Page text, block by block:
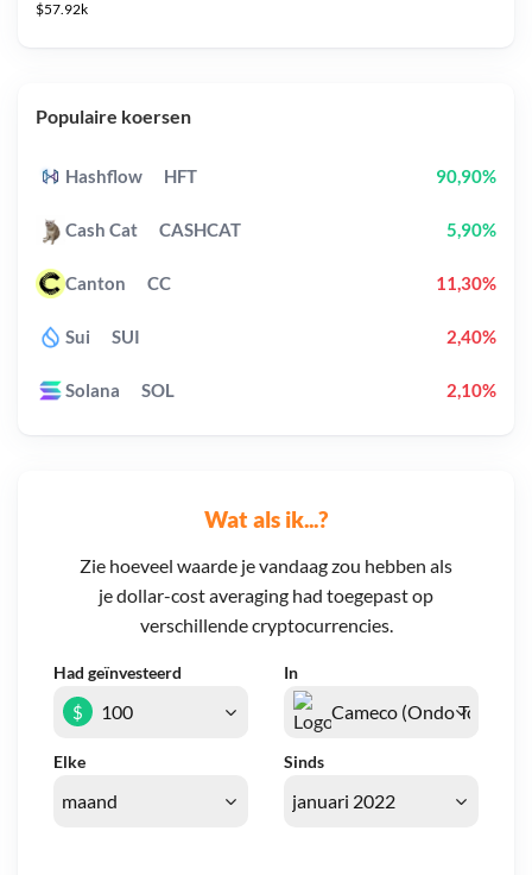
Wat als ik...?
Zie hoeveel waarde je vandaag zou hebben als
je dollar-cost averaging had toegepast op
verschillende cryptocurrencies.
Had geïnvesteerd In
Elke Sinds
$
$57.92k
Populaire koersen
Hashflow HFT 90,90%
Cash Cat CASHCAT 5,90%
Canton CC 11,30%
Sui SUI 2,40%
Solana SOL 2,10%